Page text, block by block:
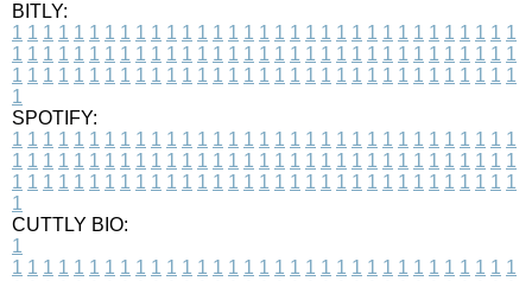
BITLY:
1 1 1 1 1 1 1 1 1 1 1 1 1 1 1 1 1 1 1 1 1 1 1 1 1 1 1 1 1 1 1 1 1
1 1 1 1 1 1 1 1 1 1 1 1 1 1 1 1 1 1 1 1 1 1 1 1 1 1 1 1 1 1 1 1 1
1 1 1 1 1 1 1 1 1 1 1 1 1 1 1 1 1 1 1 1 1 1 1 1 1 1 1 1 1 1 1 1 1
1
SPOTIFY:
1 1 1 1 1 1 1 1 1 1 1 1 1 1 1 1 1 1 1 1 1 1 1 1 1 1 1 1 1 1 1 1 1
1 1 1 1 1 1 1 1 1 1 1 1 1 1 1 1 1 1 1 1 1 1 1 1 1 1 1 1 1 1 1 1 1
1 1 1 1 1 1 1 1 1 1 1 1 1 1 1 1 1 1 1 1 1 1 1 1 1 1 1 1 1 1 1 1 1
1
CUTTLY BIO:
1
1 1 1 1 1 1 1 1 1 1 1 1 1 1 1 1 1 1 1 1 1 1 1 1 1 1 1 1 1 1 1 1 1